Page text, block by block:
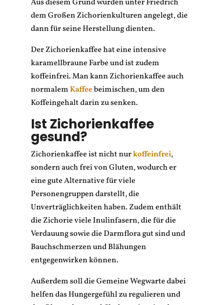
Aus diesem Grund wurden unter Friedrich
dem Großen Zichorienkulturen angelegt, die
dann für seine Herstellung dienten.
Der Zichorienkaffee hat eine intensive
karamellbraune Farbe und ist zudem
koffeinfrei. Man kann Zichorienkaffee auch
normalemKaffeebeimischen, um den
Koffeingehalt darin zu senken.
Ist Zichorienkaffee
gesund?
Zichorienkaffee ist nicht nurkoffeinfrei,
sondern auch frei von Gluten, wodurch er
eine gute Alternative für viele
Personengruppen darstellt, die
Unverträglichkeiten haben. Zudem enthält
die Zichorie viele Inulinfasern, die für die
Verdauung sowie die Darmflora gut sind und
Bauchschmerzen und Blähungen
entgegenwirken können.
Außerdem soll die Gemeine Wegwarte dabei
helfen das Hungergefühl zu regulieren und